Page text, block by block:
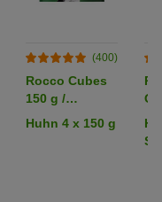
(400)
Rocco Cubes
150 g /
Sparpaket %
Huhn 4 x 150 g